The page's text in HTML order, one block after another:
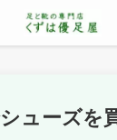
ューズを